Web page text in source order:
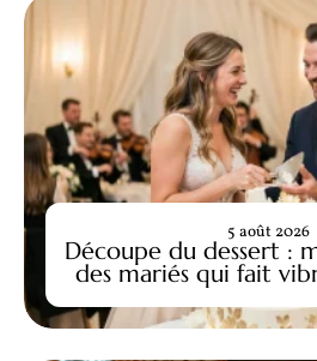
Découpe du dessert :
des mariés qui fait
5 août 2026